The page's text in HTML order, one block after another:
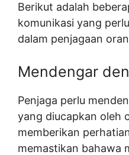
Berikut adalah
komunikasi yang
dalam penjagaan
Mendengar
Penjaga perlu
yang diucapkan oleh
memberikan
memastikan bahawa